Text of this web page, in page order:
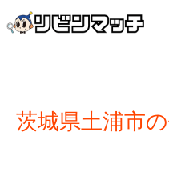
茨城県土浦市